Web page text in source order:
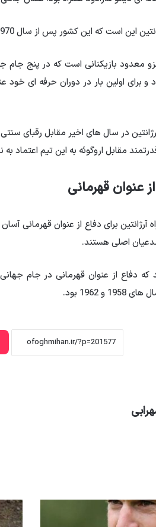
پس از سال 1970 هرگز در صعود به جام جهانی ناکام نبوده است.
معدود بازیکنانی است که در پنج جام
بود و برای اولین بار در دوران حرفه ای
در سال های اخیر مقابل رقبای
مقابل اروگوئه به این تیم اعتماد
عنوان قهرمانی
آرژانتین برای دفاع از عنوان قهرمانی
اصلی هستند.
دفاع از عنوان قهرمانی در جام
بود.